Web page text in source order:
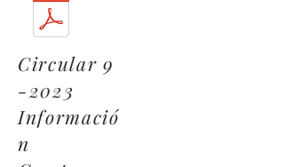
Circular 9
-2023
Informació
n